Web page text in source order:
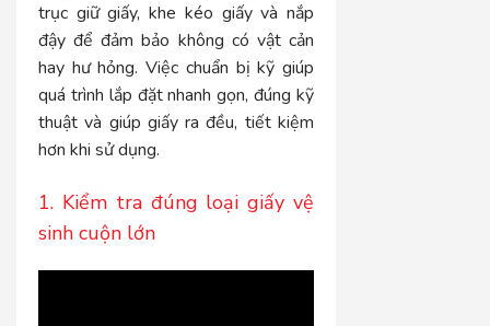
trục giữ giấy, khe kéo giấy và nắp
đậy để đảm bảo không có vật cản
hay hư hỏng. Việc chuẩn bị kỹ giúp
quá trình lắp đặt nhanh gọn, đúng kỹ
thuật và giúp giấy ra đều, tiết kiệm
hơn khi sử dụng.
1. Kiểm tra đúng loại giấy vệ
sinh cuộn lớn